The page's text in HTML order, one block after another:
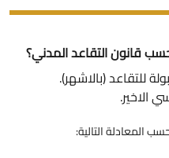
قانون التقاعد المدني؟
للتقاعد (بالاشهر).
الاخير.
المعادلة التالية: